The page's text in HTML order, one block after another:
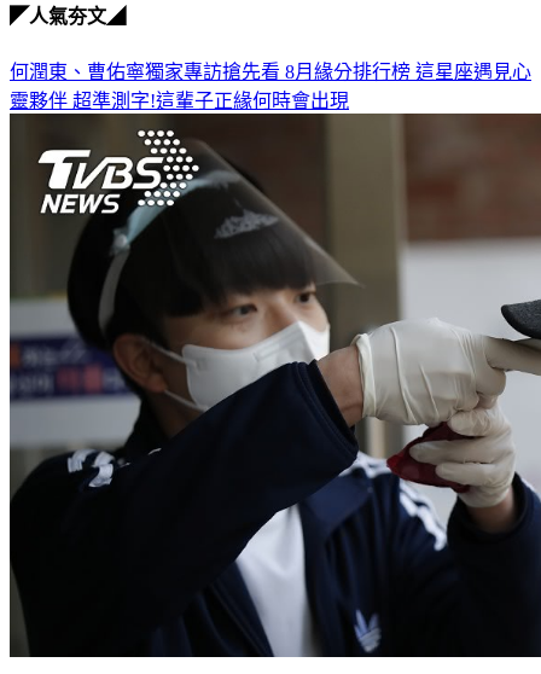
◤人氣夯文◢
何潤東、曹佑寧獨家專訪搶先看 8月緣分排行榜 這星座遇見心
靈夥伴 超準測字!這輩子正緣何時會出現